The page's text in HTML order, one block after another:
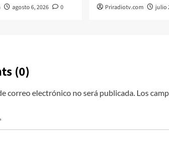
agosto 6, 2026 0 Priradiotv.com julio
(0)
correo electrónico no será publicada. Los